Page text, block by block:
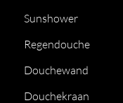
Sunshower
Regendouche
Douchewand
Douchekraan